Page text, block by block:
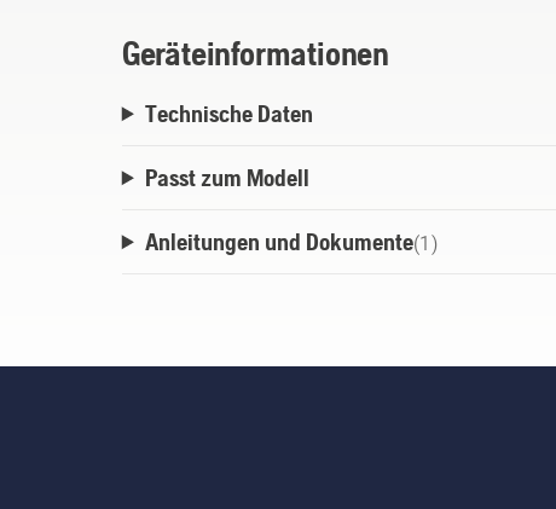
Geräteinformationen
Technische Daten
Passt zum Modell
Anleitungen und Dokumente(1 )